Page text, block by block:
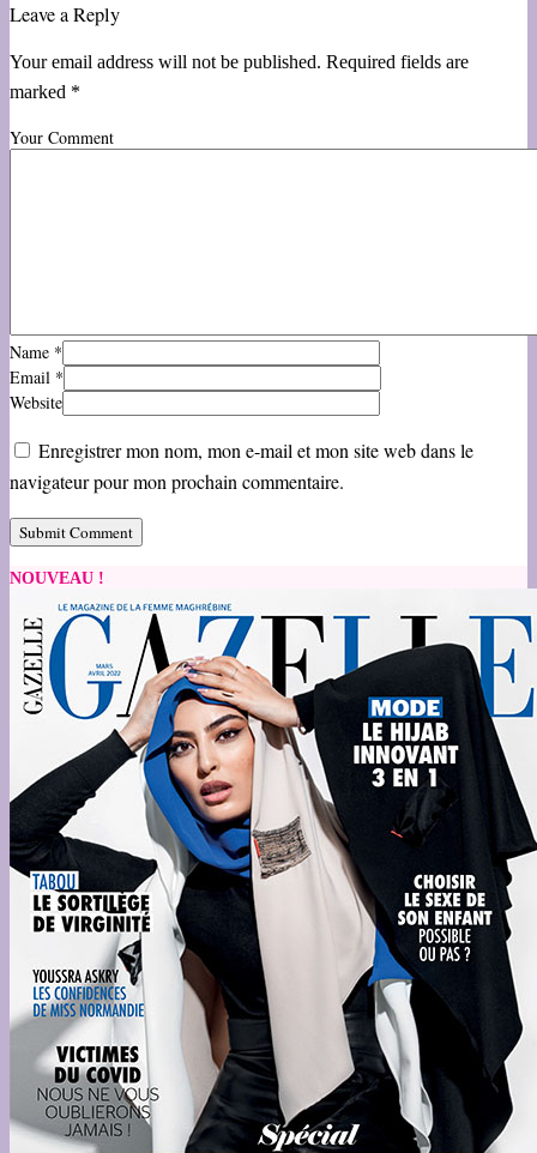
Leave a Reply
Your email address will not be published. Required fields are
marked *
Your Comment
Name *
Email *
Website
Enregistrer mon nom, mon e-mail et mon site web dans le
navigateur pour mon prochain commentaire.
NOUVEAU !